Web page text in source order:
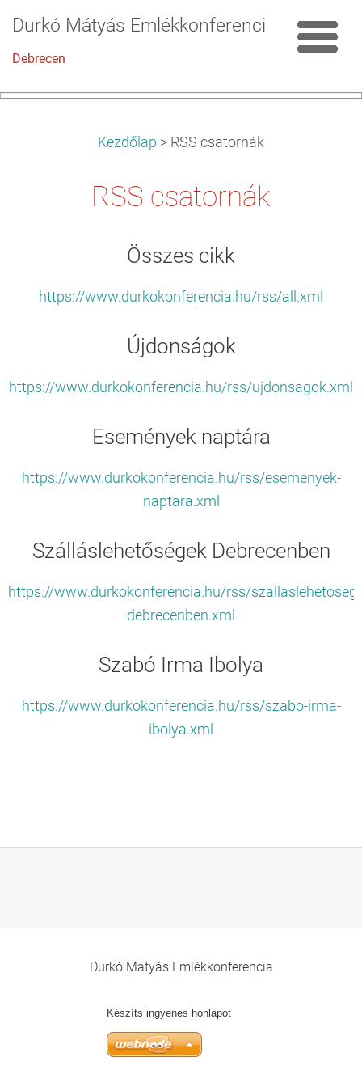
Durkó Mátyás Emlékkonferencia
Debrecen
Kezdőlap > RSS csatornák
RSS csatornák
Összes cikk
https://www.durkokonferencia.hu/rss/all.xml
Újdonságok
https://www.durkokonferencia.hu/rss/ujdonsagok.xml
Események naptára
https://www.durkokonferencia.hu/rss/esemenyek-
naptara.xml
Szálláslehetőségek Debrecenben
https://www.durkokonferencia.hu/rss/
debrecenben.xml
Szabó Irma Ibolya
https://www.durkokonferencia.hu/rss/szabo-irma-
ibolya.xml
Durkó Mátyás Emlékkonferencia
Készíts ingyenes honlapot